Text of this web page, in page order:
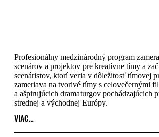
Profesionálny medzinárodný program
scenárov a projektov pre kreatívne tímy a
scenáristov, ktorí veria v dôležitosť tímovej
zameriava na tvorivé tímy s celovečernými
a ašpirujúcich dramaturgov pochádzajúcich
strednej a východnej Európy.
VIAC…